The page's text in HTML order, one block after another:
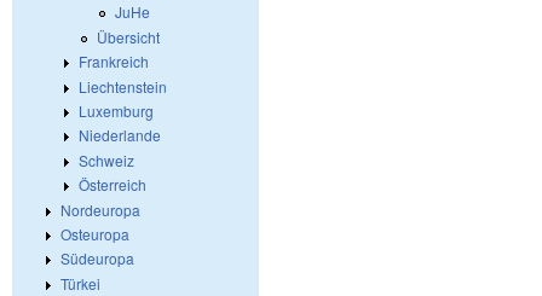
JuHe
Übersicht
Frankreich
Liechtenstein
Luxemburg
Niederlande
Schweiz
Österreich
Nordeuropa
Osteuropa
Südeuropa
Türkei